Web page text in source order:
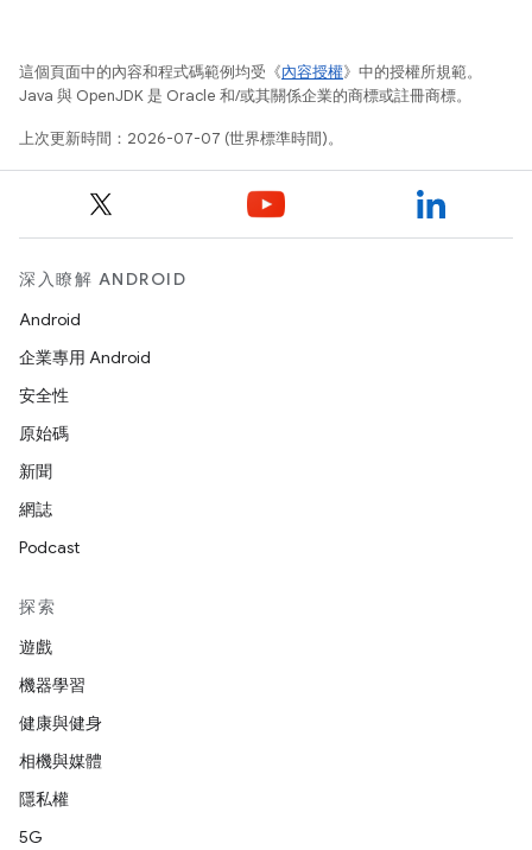
這個頁面中的內容和程式碼範例均受《內容授權》中的授權所規範。
Java 與 OpenJDK 是 Oracle 和/或其關係企業的商標或註冊商標。
上次更新時間：2026-07-07 (世界標準時間)。
深入瞭解 ANDROID
Android
企業專用 Android
安全性
原始碼
新聞
網誌
Podcast
探索
遊戲
機器學習
健康與健身
相機與媒體
隱私權
5G